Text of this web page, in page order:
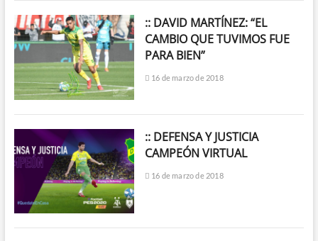
:: DAVID MARTÍNEZ: “EL
CAMBIO QUE TUVIMOS FUE
PARA BIEN”
16 de marzo de 2018
:: DEFENSA Y JUSTICIA
CAMPEÓN VIRTUAL
16 de marzo de 2018